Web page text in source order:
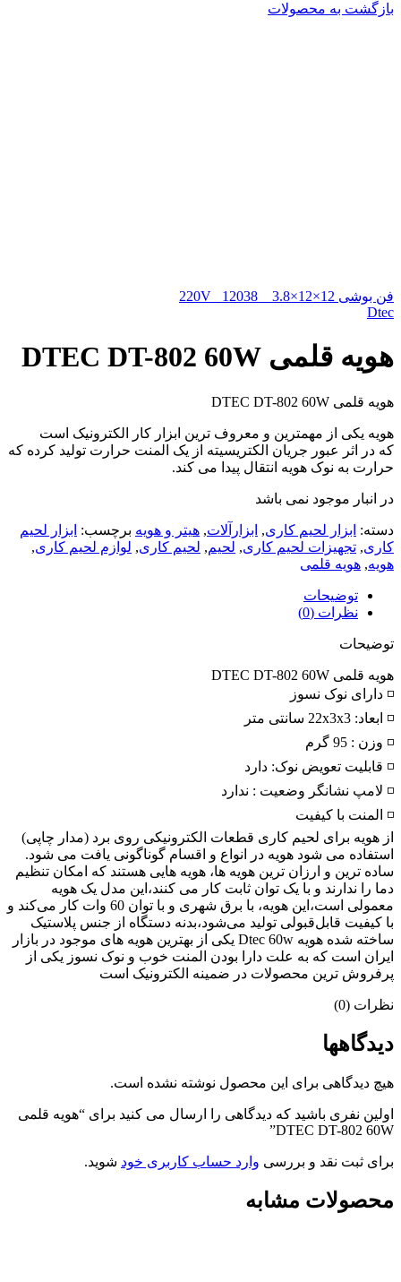
بازگشت به محصولات
فن بوشی 12×12×3.8 _ 220V _12038
Dtec
هویه قلمی DTEC DT-802 60W
هویه قلمی DTEC DT-802 60W
هویه یکی از مهمترین و معروف ترین ابزار کار الکترونیک است
که در اثر عبور جریان الکتریسیته از یک المنت حرارت تولید کرده که
حرارت به نوک هویه انتقال پیدا می کند.
در انبار موجود نمی باشد
دسته: ابزار لحیم کاری, ابزارآلات, هیتر و هویه برچسب: ابزار لحیم
کاری, تجهیزات لحیم کاری, لحیم, لحیم کاری, لوازم لحیم کاری,
هویه, هویه قلمی
توضیحات
نظرات (0)
توضیحات
هویه قلمی DTEC DT-802 60W
◽ دارای نوک نسوز
◽ ابعاد: 22x3x3 سانتی متر
◽ وزن : 95 گرم
◽ قابلیت تعویض نوک: دارد
◽ لامپ نشانگر وضعیت : ندارد
◽ المنت با کیفیت
از هویه برای لحیم کاری قطعات الکترونیکی روی برد (مدار چاپی)
استفاده می شود هویه در انواع و اقسام گوناگونی یافت می شود.
ساده ترین و ارزان ترین هویه ها، هویه هایی هستند که امکان تنظیم
دما را ندارند و با یک توان ثابت کار می کنند،این مدل یک هویه
معمولی است،این هویه، با برق شهری و با توان 60 وات کار می‌کند و
با کیفیت قابل‌قبولی تولید می‌شود،بدنه دستگاه از جنس پلاستیک
ساخته شده هویه Dtec 60w یکی از بهترین هویه های موجود در بازار
ایران است که به علت دارا بودن المنت خوب و نوک نسوز یکی از
پرفروش ترین محصولات در ضمینه الکترونیک است
نظرات (0)
دیدگاهها
هیچ دیدگاهی برای این محصول نوشته نشده است.
اولین نفری باشید که دیدگاهی را ارسال می کنید برای “هویه قلمی
DTEC DT-802 60W”
برای ثبت نقد و بررسی وارد حساب کاربری خود شوید.
محصولات مشابه